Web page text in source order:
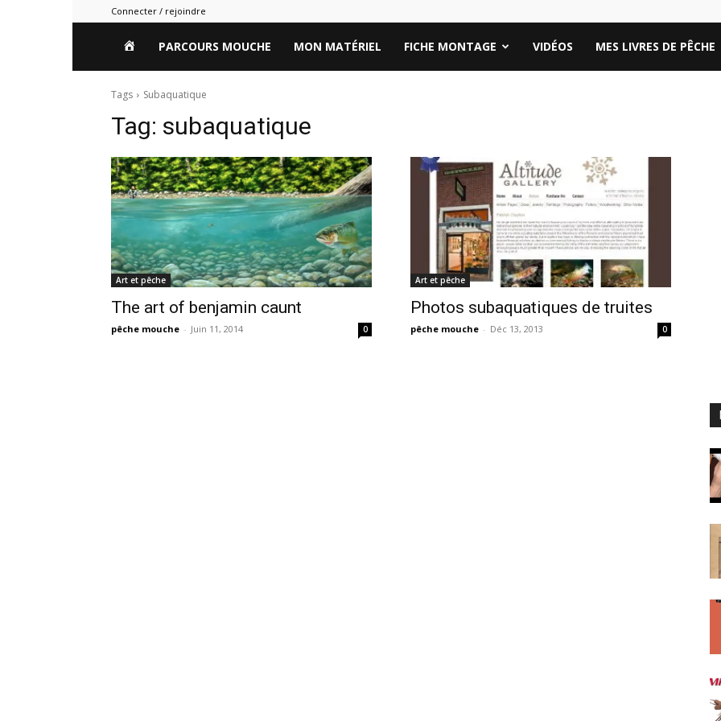
Connecter / rejoindre
HOMEPARCOURS MOUCHE MON MATÉRIEL FICHE MONTAGE VIDÉOS MES LIVRES DE PÊCHE
Tags Subaquatique
Tag: subaquatique
Art et pêche
The art of benjamin caunt
pêche mouche - Juin 11, 2014 0
Art et pêche
Photos subaquatiques de truites
pêche mouche - Déc 13, 2013 0